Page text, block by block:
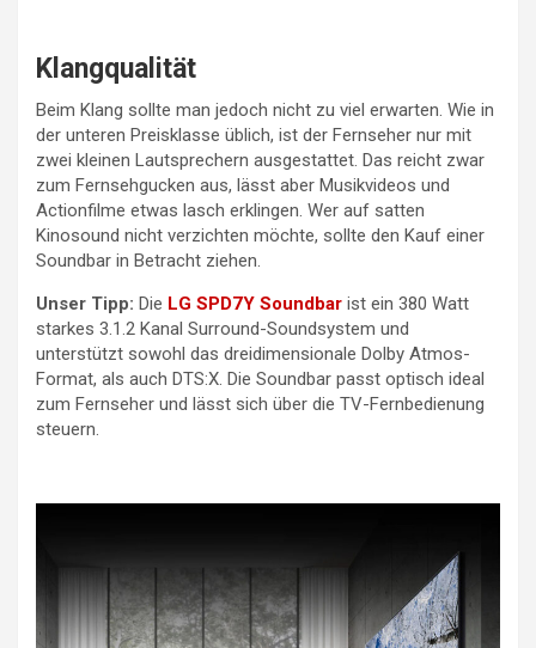
Klangqualität
Beim Klang sollte man jedoch nicht zu viel erwarten. Wie in
der unteren Preisklasse üblich, ist der Fernseher nur mit
zwei kleinen Lautsprechern ausgestattet. Das reicht zwar
zum Fernsehgucken aus, lässt aber Musikvideos und
Actionfilme etwas lasch erklingen. Wer auf satten
Kinosound nicht verzichten möchte, sollte den Kauf einer
Soundbar in Betracht ziehen.
Unser Tipp: Die LG SPD7Y Soundbar ist ein 380 Watt
starkes 3.1.2 Kanal Surround-Soundsystem und
unterstützt sowohl das dreidimensionale Dolby Atmos-
Format, als auch DTS:X. Die Soundbar passt optisch ideal
zum Fernseher und lässt sich über die TV-Fernbedienung
steuern.